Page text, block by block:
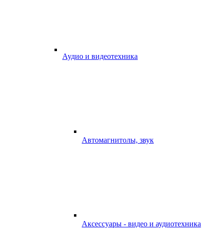
Аудио и видеотехника
Автомагнитолы, звук
Аксессуары - видео и аудиотехника